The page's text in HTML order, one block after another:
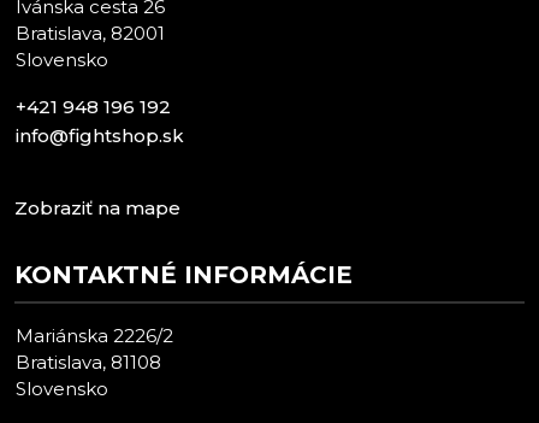
Ivánska cesta 26
Bratislava, 82001
Slovensko
+421 948 196 192
info@fightshop.sk
Zobraziť na mape
KONTAKTNÉ INFORMÁCIE
Mariánska 2226/2
Bratislava, 81108
Slovensko